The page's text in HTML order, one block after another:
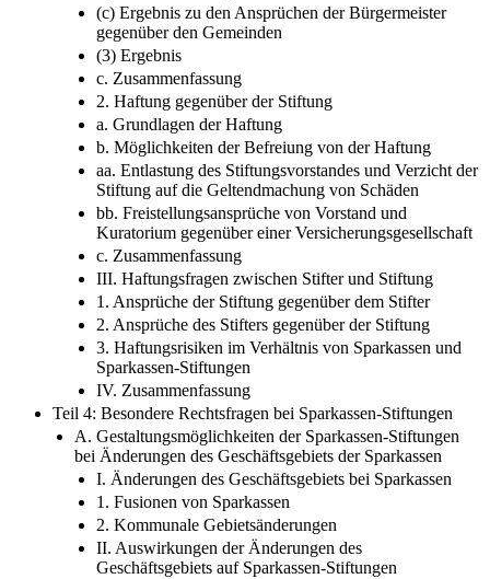
(c) Ergebnis zu den Ansprüchen der Bürgermeister
gegenüber den Gemeinden
(3) Ergebnis
c. Zusammenfassung
2. Haftung gegenüber der Stiftung
a. Grundlagen der Haftung
b. Möglichkeiten der Befreiung von der Haftung
aa. Entlastung des Stiftungsvorstandes und Verzicht der
Stiftung auf die Geltendmachung von Schäden
bb. Freistellungsansprüche von Vorstand und
Kuratorium gegenüber einer Versicherungsgesellschaft
c. Zusammenfassung
III. Haftungsfragen zwischen Stifter und Stiftung
1. Ansprüche der Stiftung gegenüber dem Stifter
2. Ansprüche des Stifters gegenüber der Stiftung
3. Haftungsrisiken im Verhältnis von Sparkassen und
Sparkassen-Stiftungen
IV. Zusammenfassung
Teil 4: Besondere Rechtsfragen bei Sparkassen-Stiftungen
A. Gestaltungsmöglichkeiten der Sparkassen-Stiftungen
bei Änderungen des Geschäftsgebiets der Sparkassen
I. Änderungen des Geschäftsgebiets bei Sparkassen
1. Fusionen von Sparkassen
2. Kommunale Gebietsänderungen
II. Auswirkungen der Änderungen des
Geschäftsgebiets auf Sparkassen-Stiftungen